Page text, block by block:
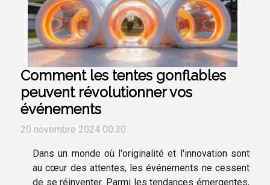
Comment les tentes gonflables
peuvent révolutionner vos
événements
20 novembre 2024 00:30
Dans un monde où l'originalité et l'innovation sont
au cœur des attentes, les événements ne cessent
de se réinventer. Parmi les tendances émergentes,